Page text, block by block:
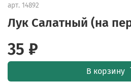
арт. 14892
Лук Салатный (на
35 ₽
В корзину